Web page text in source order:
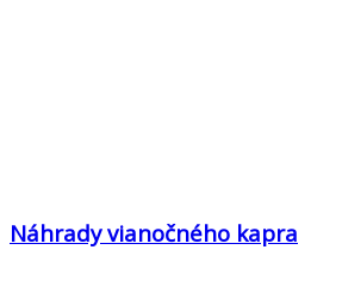
Náhrady vianočného kapra